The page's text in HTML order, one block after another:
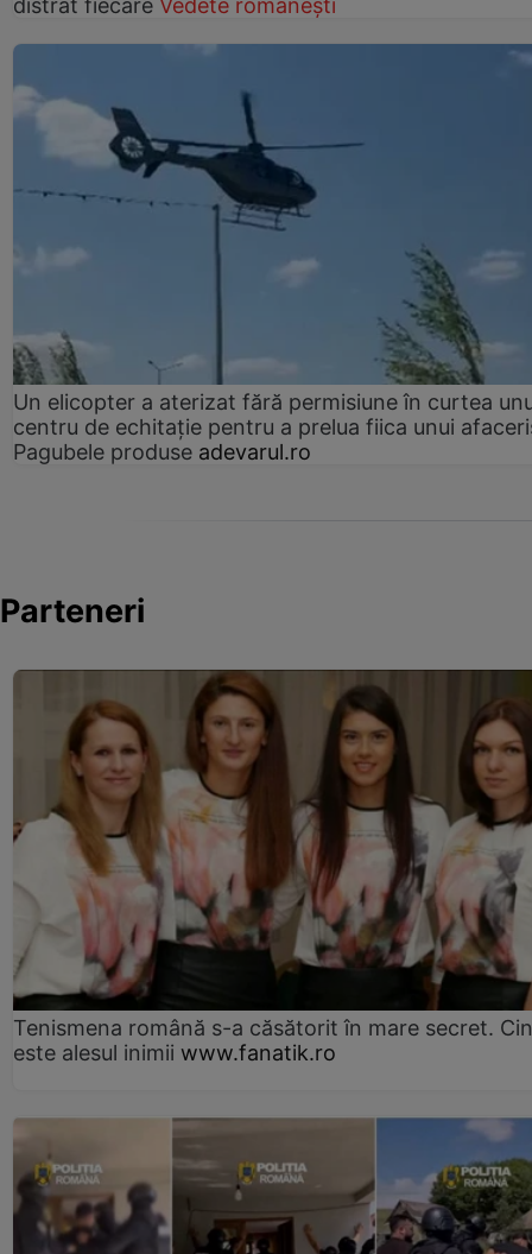
distrat fiecare Vedete românești
Un elicopter a aterizat fără permisiune în curtea
centru de echitație pentru a prelua fiica unui
Pagubele produse adevarul.ro
Parteneri
Tenismena română s-a căsătorit în mare secret.
este alesul inimii www.fanatik.ro